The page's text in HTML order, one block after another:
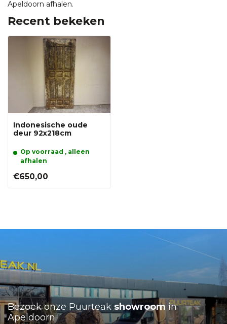
Apeldoorn afhalen.
Recent bekeken
Indonesische oude
deur 92x218cm
Op voorraad , alleen
afhalen
€650,00
Bezoek onze Puurteak showroom in
Apeldoorn